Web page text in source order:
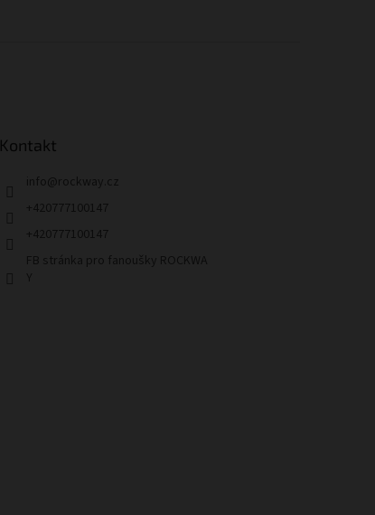
Kontakt
info@rockway.cz
+420777100147
+420777100147
FB stránka pro fanoušky ROCKWA
Y